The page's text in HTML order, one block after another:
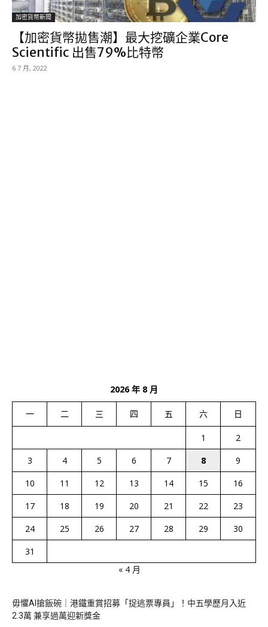
加密貨幣新聞
【加密貨幣拋售潮】最大挖礦企業Core
Scientific 出售79%比特幣
6 7 月, 2022
2026 年 8 月
一 二 三 四 五 六 日
1
2
3
4 5 6 7 8
9
10
11 12 13 14 15
16
17
18 19 20 21 22
23
24
25 26 27 28 29
30
31
« 4 月
毋懼AI搶飯碗｜港鐵重賞招募「捉逃票專員」！中五學歷月入近
2.3萬 兼享過萬迎新獎金